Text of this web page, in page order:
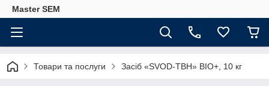
Master SEM
Товари та послуги Засіб «SVOD-ТВН» BIO+, 10 кг